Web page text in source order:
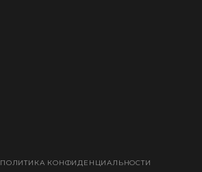
ПОЛИТИКА КОНФИДЕНЦИАЛЬНОСТИ